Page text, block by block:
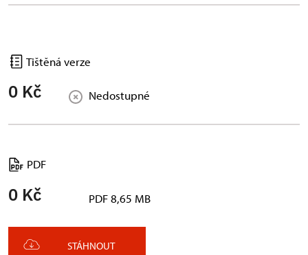
Tištěná verze
0 Kč Nedostupné
PDF
0 Kč PDF 8,65 MB
STÁHNOUT